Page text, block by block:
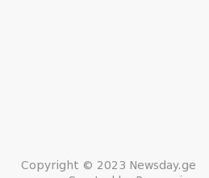
Copyright © 2023 Newsday.ge